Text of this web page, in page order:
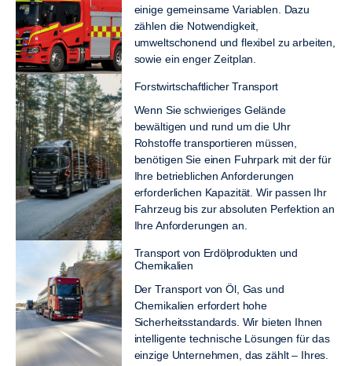
einige gemeinsame Variablen. Dazu
zählen die Notwendigkeit,
umweltschonend und flexibel zu arbeiten,
sowie ein enger Zeitplan.
Forstwirtschaftlicher Transport
Wenn Sie schwieriges Gelände
bewältigen und rund um die Uhr
Rohstoffe transportieren müssen,
benötigen Sie einen Fuhrpark mit der für
Ihre betrieblichen Anforderungen
erforderlichen Kapazität. Wir passen Ihr
Fahrzeug bis zur absoluten Perfektion an
Ihre Anforderungen an.
Transport von Erdölprodukten und
Chemikalien
Der Transport von Öl, Gas und
Chemikalien erfordert hohe
Sicherheitsstandards. Wir bieten Ihnen
intelligente technische Lösungen für das
einzige Unternehmen, das zählt – Ihres.